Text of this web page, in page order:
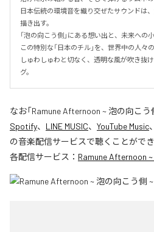
日本伝統の環境音を織り交ぜたサウンドは
描き出す。
「泡の向こう側」にある想い出と、未来への
この特別な「日本のチル」を、世界中の人々の
しゅわしゅわと切なく、透明な風が吹き抜
グ。
なお「Ramune Afternoon ~ 泡の向こう
Spotify、 LINE MUSIC、 YouTube Music、
の音楽配信サービスで聴くことができ
各配信サービス： Ramune Afternoon